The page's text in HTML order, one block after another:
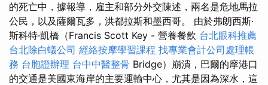
的死亡中，據報導，雇主和部分外交陳述，兩名是危地馬拉
公民，以及薩爾瓦多，洪都拉斯和墨西哥。 由於弗朗西斯·
斯科特·凱橋（Francis Scott Key - 營養餐飲 台北眼科推薦
台北除白蟻公司 經絡按摩學習課程 找專業會計公司處理帳
務 台胞證辦理 台中中醫整骨 Bridge）崩潰，巴爾的摩港口
的交通是美國東海岸的主要運輸中心，尤其是因為深水，這